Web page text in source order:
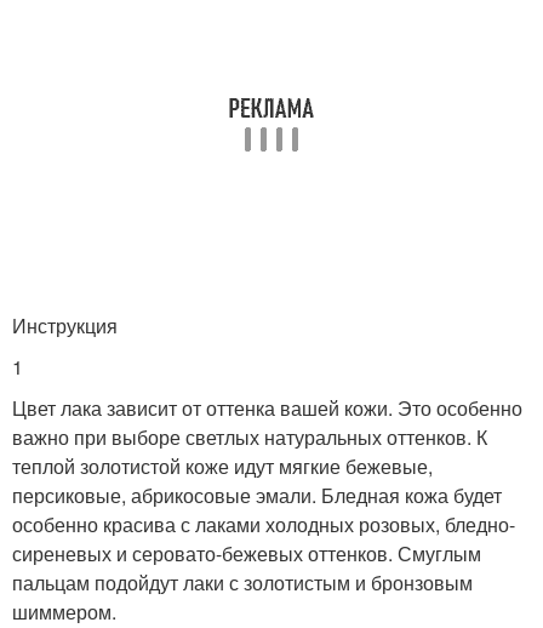
Инструкция
1
Цвет лака зависит от оттенка вашей кожи. Это особенно
важно при выборе светлых натуральных оттенков. К
теплой золотистой коже идут мягкие бежевые,
персиковые, абрикосовые эмали. Бледная кожа будет
особенно красива с лаками холодных розовых, бледно-
сиреневых и серовато-бежевых оттенков. Смуглым
пальцам подойдут лаки с золотистым и бронзовым
шиммером.